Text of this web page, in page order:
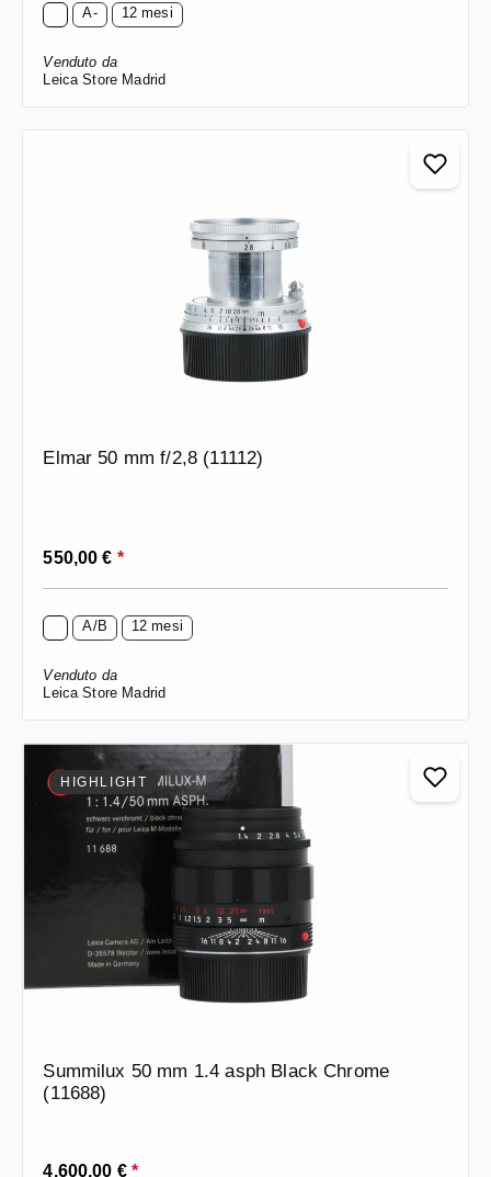
A- 12 mesi
Venduto da
Leica Store Madrid
Elmar 50 mm f/2,8 (11112)
Prezzo normale:
550,00 € *
A/B 12 mesi
Venduto da
Leica Store Madrid
HIGHLIGHT
Summilux 50 mm 1.4 asph Black Chrome
(11688)
Prezzo normale:
4.600,00 €*